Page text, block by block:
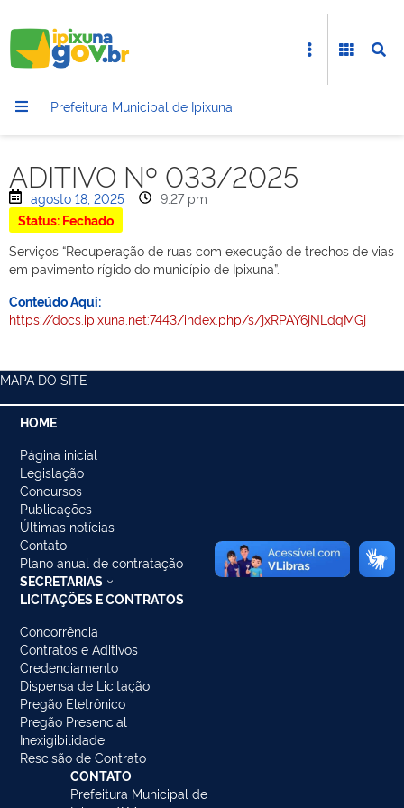
Prefeitura Municipal de Ipixuna
ADITIVO Nº 033/2025
agosto 18, 2025
9:27 pm
Status: Fechado
Serviços “Recuperação de ruas com execução de trechos de vias
em pavimento rígido do município de Ipixuna”.
Conteúdo Aqui:
https://docs.ipixuna.net:7443/index.php/s/jxRPAY6jNLdqMGj
MAPA DO SITE
HOME
Página inicial
Legislação
Concursos
Publicações
Últimas notícias
Contato
Plano anual de contratação
SECRETARIAS
LICITAÇÕES E CONTRATOS
Concorrência
Contratos e Aditivos
Credenciamento
Dispensa de Licitação
Pregão Eletrônico
Pregão Presencial
Inexigibilidade
Rescisão de Contrato
CONTATO
Prefeitura Municipal de